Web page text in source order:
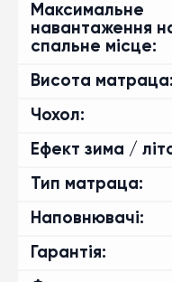
Максимальне
навантаження
спальне місце
Висота матраца
Чохол
Ефект зима /
Тип матраца
Наповнювачі
Гарантія